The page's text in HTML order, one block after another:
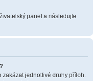
panel a následujte
zakázat jednotlivé druhy příloh.